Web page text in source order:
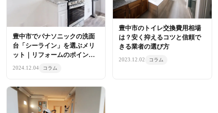
豊中市でパナソニックの洗面
台「シーライン」を選ぶメリ
ット｜リフォームのポイント
2024.12.04 コラム
豊中市のトイレ交換費用相場
は？安く抑えるコツと信頼で
きる業者の選び方
2023.12.02 コラム